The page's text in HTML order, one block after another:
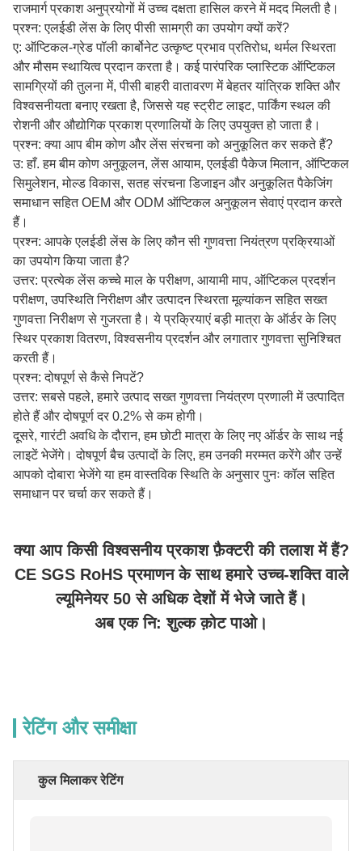
राजमार्ग प्रकाश अनुप्रयोगों में उच्च दक्षता हासिल करने में मदद मिलती है।
प्रश्न: एलईडी लेंस के लिए पीसी सामग्री का उपयोग क्यों करें?
ए: ऑप्टिकल-ग्रेड पॉली कार्बोनेट उत्कृष्ट प्रभाव प्रतिरोध, थर्मल स्थिरता
और मौसम स्थायित्व प्रदान करता है। कई पारंपरिक प्लास्टिक ऑप्टिकल
सामग्रियों की तुलना में, पीसी बाहरी वातावरण में बेहतर यांत्रिक शक्ति और
विश्वसनीयता बनाए रखता है, जिससे यह स्ट्रीट लाइट, पार्किंग स्थल की
रोशनी और औद्योगिक प्रकाश प्रणालियों के लिए उपयुक्त हो जाता है।
प्रश्न: क्या आप बीम कोण और लेंस संरचना को अनुकूलित कर सकते हैं?
उ: हाँ. हम बीम कोण अनुकूलन, लेंस आयाम, एलईडी पैकेज मिलान, ऑप्टिकल
सिमुलेशन, मोल्ड विकास, सतह संरचना डिजाइन और अनुकूलित पैकेजिंग
समाधान सहित OEM और ODM ऑप्टिकल अनुकूलन सेवाएं प्रदान करते
हैं।
प्रश्न: आपके एलईडी लेंस के लिए कौन सी गुणवत्ता नियंत्रण प्रक्रियाओं
का उपयोग किया जाता है?
उत्तर: प्रत्येक लेंस कच्चे माल के परीक्षण, आयामी माप, ऑप्टिकल प्रदर्शन
परीक्षण, उपस्थिति निरीक्षण और उत्पादन स्थिरता मूल्यांकन सहित सख्त
गुणवत्ता निरीक्षण से गुजरता है। ये प्रक्रियाएं बड़ी मात्रा के ऑर्डर के लिए
स्थिर प्रकाश वितरण, विश्वसनीय प्रदर्शन और लगातार गुणवत्ता सुनिश्चित
करती हैं।
प्रश्न: दोषपूर्ण से कैसे निपटें?
उत्तर: सबसे पहले, हमारे उत्पाद सख्त गुणवत्ता नियंत्रण प्रणाली में उत्पादित
होते हैं और दोषपूर्ण दर 0.2% से कम होगी।
दूसरे, गारंटी अवधि के दौरान, हम छोटी मात्रा के लिए नए ऑर्डर के साथ नई
लाइटें भेजेंगे। दोषपूर्ण बैच उत्पादों के लिए, हम उनकी मरम्मत करेंगे और उन्हें
आपको दोबारा भेजेंगे या हम वास्तविक स्थिति के अनुसार पुनः कॉल सहित
समाधान पर चर्चा कर सकते हैं।
क्या आप किसी विश्वसनीय प्रकाश फ़ैक्टरी की तलाश में हैं?
CE SGS RoHS प्रमाणन के साथ हमारे उच्च-शक्ति वाले
ल्यूमिनेयर 50 से अधिक देशों में भेजे जाते हैं।
अब एक नि: शुल्क क़ोट पाओ।
रेटिंग और समीक्षा
कुल मिलाकर रेटिंग